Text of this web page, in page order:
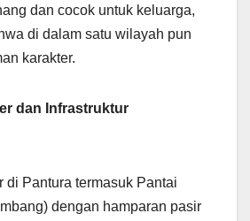
dan cocok untuk keluarga,
di dalam satu wilayah pun
karakter.
dan Infrastruktur
di Pantura termasuk Pantai
dengan hamparan pasir